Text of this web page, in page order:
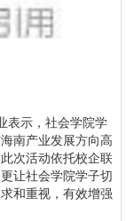
示，社会学院学
南产业发展方向高
次活动依托校企联
让社会学院学子切
和重视，有效增强